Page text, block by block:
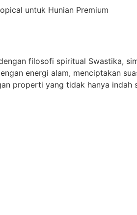
filosofi spiritual Swastika,
energi alam, menciptakan
properti yang tidak hanya